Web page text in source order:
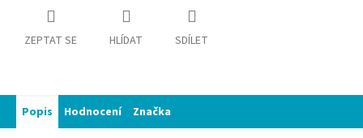
ZEPTAT SE HLÍDAT SDÍLET
Popis Hodnocení Značka